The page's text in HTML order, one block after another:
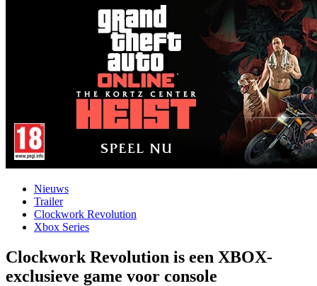
Nieuws
Trailer
Clockwork Revolution
Xbox Series
Clockwork Revolution is een XBOX-
exclusieve game voor console